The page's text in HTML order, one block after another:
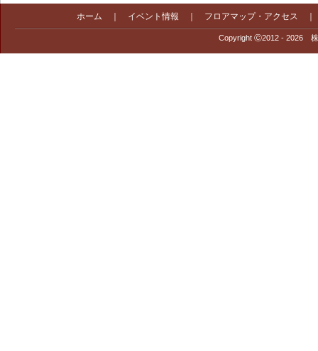
ホーム イベント情報 フロアマップ・アクセス
Copyright Ⓒ2012 - 2026 株